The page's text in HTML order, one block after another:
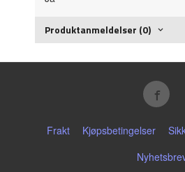
Produktanmeldelser (0)
Frakt Kjøpsbetingelser